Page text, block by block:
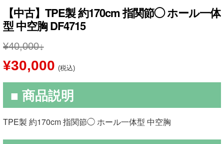
【中古】TPE製 約170cm 指関節◯ ホール一体
型 中空胸 DF4715
¥40,000
元
の
価
格
¥30,000現
在
の
価
(税込)
■ 商品説明
TPE製 約170cm 指関節◯ ホール一体型 中空胸